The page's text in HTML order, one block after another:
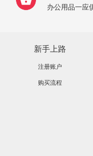
办公用品一应
新手上路
注册账户
购买流程